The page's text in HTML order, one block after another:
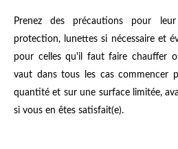
Prenez des précautions pour
protection, lunettes si nécessaire et
pour celles qu'il faut faire chauffer
vaut dans tous les cas commencer
quantité et sur une surface limitée,
si vous en êtes satisfait(e).